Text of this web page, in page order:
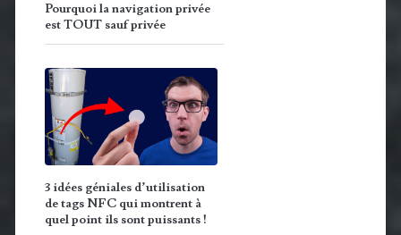
Pourquoi la navigation privée
est TOUT sauf privée
3 idées géniales d’utilisation
de tags NFC qui montrent à
quel point ils sont puissants !